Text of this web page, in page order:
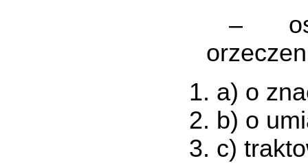
–
a) o
b) o
c)